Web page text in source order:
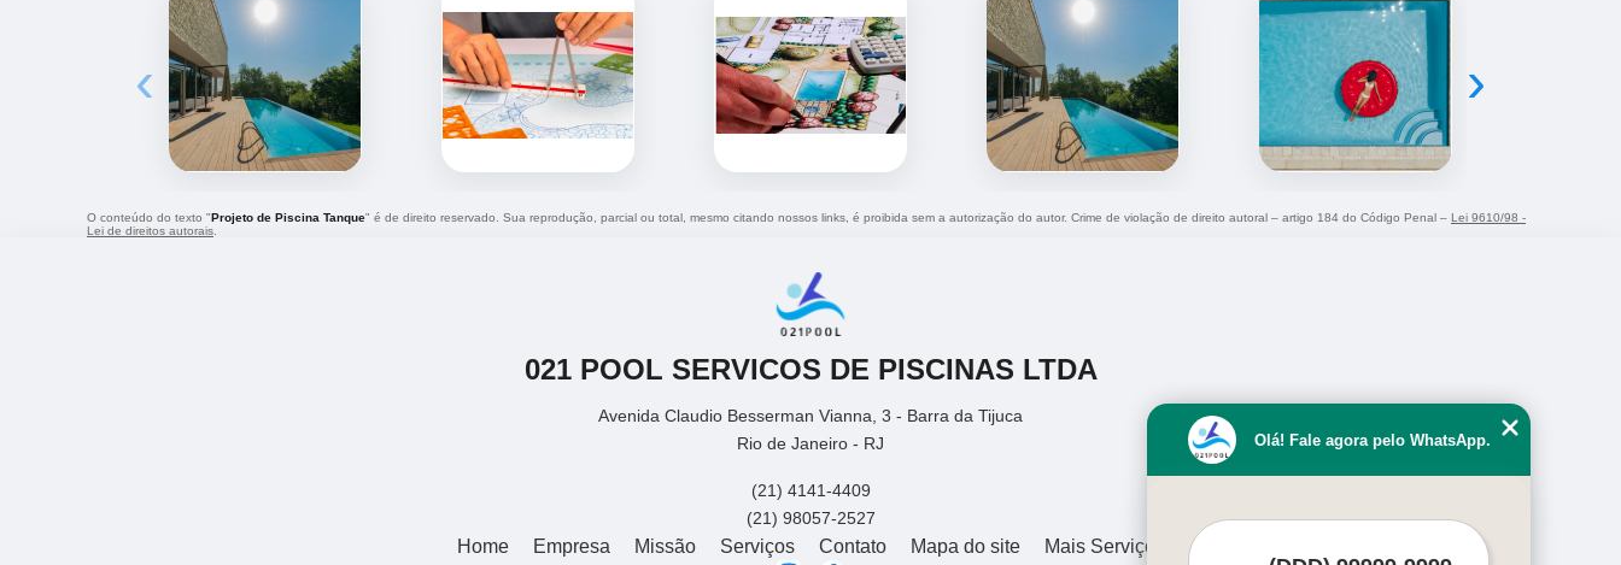
‹ ›
O conteúdo do texto "Projeto de Piscina Tanque" é de direito reservado. Sua reprodução, parcial ou total, mesmo citando nossos links, é proibida sem a autorização do autor. Crime de violação de direito autoral – artigo 184 do Código Penal – Lei 9610/98 -
Lei de direitos autorais
021 POOL SERVICOS DE PISCINAS LTDA
Avenida Claudio Besserman Vianna, 3 - Barra da Tijuca
Rio de Janeiro - RJ
(21) 4141-4409
(21) 98057-2527
Home Empresa Missão Serviços Contato Mapa do site Mais Serviços
Olá! Fale agora pelo WhatsApp.